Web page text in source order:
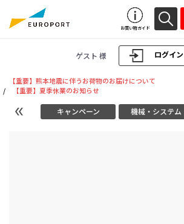
ログイン
ゲスト 様
お買い物ガイド
【重要】熊本地震に伴うお荷物のお届けについて
/
【重要】夏季休業のお知らせ
キャンペーン 機械・システム